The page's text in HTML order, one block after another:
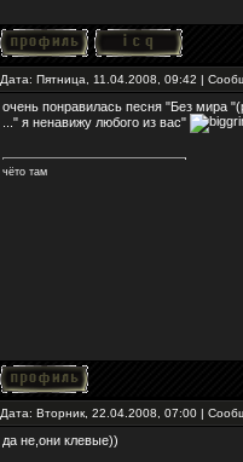
Дата: Пятница, 11.04.2008, 09:42 |
очень понравилась песня "Без мира
..." я ненавижу любого из вас"
чёто там
Дата: Вторник, 22.04.2008, 07:00 |
да не,они клевые))